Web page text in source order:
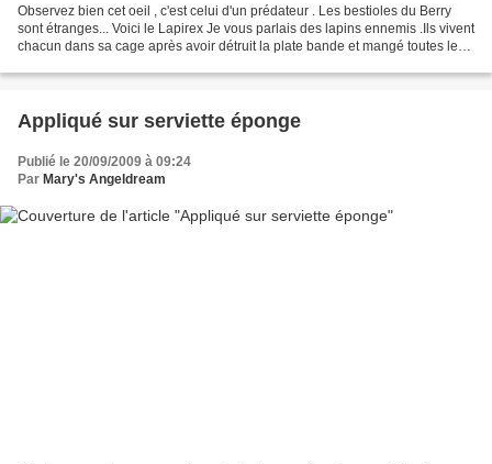
Observez bien cet oeil , c'est celui d'un prédateur . Les bestioles du Berry
sont étranges... Voici le Lapirex Je vous parlais des lapins ennemis .Ils vivent
chacun dans sa cage après avoir détruit la plate bande et mangé toutes les
Appliqué sur serviette éponge
Publié le 20/09/2009 à 09:24
Par Mary's Angeldream